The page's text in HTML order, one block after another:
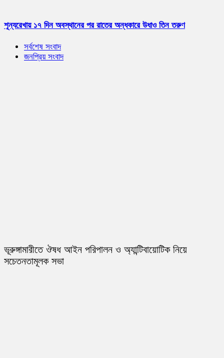
শূন্যরেখায় ১৭ দিন অবস্থানের পর রাতের অন্ধকারে উধাও তিন তরুণ
সর্বশেষ সংবাদ
জনপ্রিয় সংবাদ
ভূরুঙ্গামারীতে ঔষধ আইন পরিপালন ও অ্যান্টিবায়োটিক নিয়ে
সচেতনতামূলক সভা